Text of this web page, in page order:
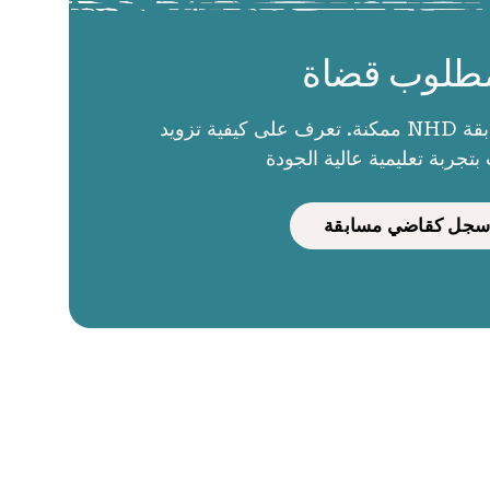
قضاة
الحكام يجعلون مسابقة NHD ممكنة. تعرف على كيفية تزويد
تعليمية عالية الجودة
سجل كقاضي مسابقة